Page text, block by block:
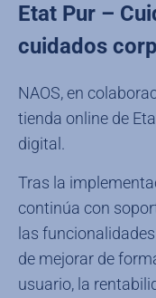
Etat Pur –
cuidados
NAOS, en
tienda online de
digital.
Tras la
continúa con
las
de mejorar de
usuario, la